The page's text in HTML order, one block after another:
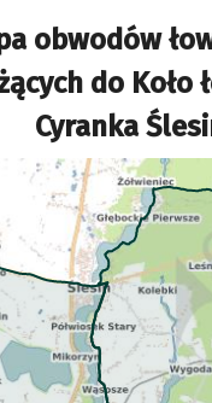
obwodów
do Koło
Cyranka